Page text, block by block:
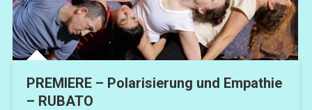
PREMIERE – Polarisierung und Empathie
– RUBATO